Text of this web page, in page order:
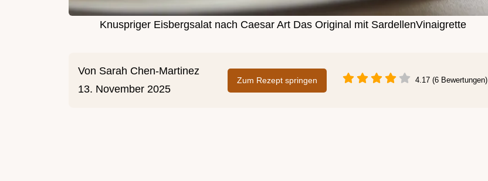
Knuspriger Eisbergsalat nach Caesar Art Das Original mit SardellenVinaigrette
Von Sarah Chen-Martinez
13. November 2025
Zum Rezept springen 4.17 (6 Bewertungen)